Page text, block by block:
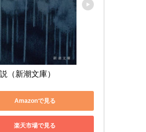
（新潮文庫）
Amazonで見る
楽天市場で見る